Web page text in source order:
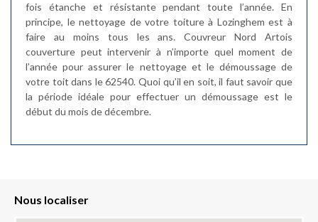
fois étanche et résistante pendant toute l’année. En
principe, le nettoyage de votre toiture à Lozinghem est à
faire au moins tous les ans. Couvreur Nord Artois
couverture peut intervenir à n’importe quel moment de
l’année pour assurer le nettoyage et le démoussage de
votre toit dans le 62540. Quoi qu’il en soit, il faut savoir que
la période idéale pour effectuer un démoussage est le
début du mois de décembre.
Nous localiser